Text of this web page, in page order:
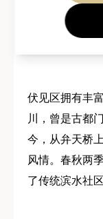
伏见区拥有丰
川，曾是古都
今，从弁天桥
风情。春秋两
了传统滨水社